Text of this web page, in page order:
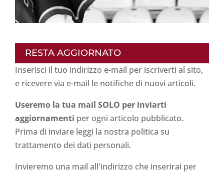
RESTA AGGIORNATO
Inserisci il tuo indirizzo e-mail per iscriverti al sito,
e ricevere via e-mail le notifiche di nuovi articoli.
Useremo la tua mail SOLO per inviarti
aggiornamenti per ogni articolo pubblicato.
Prima di inviare leggi la nostra politica su
trattamento dei dati personali.
Invieremo una mail all'indirizzo che inserirai per